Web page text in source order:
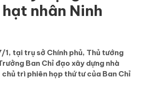
nhân Ninh
1, tại trụ sở Chính phủ, Thủ tướng
Ban Chỉ đạo xây dựng nhà
trì phiên họp thứ tư của Ban Chỉ